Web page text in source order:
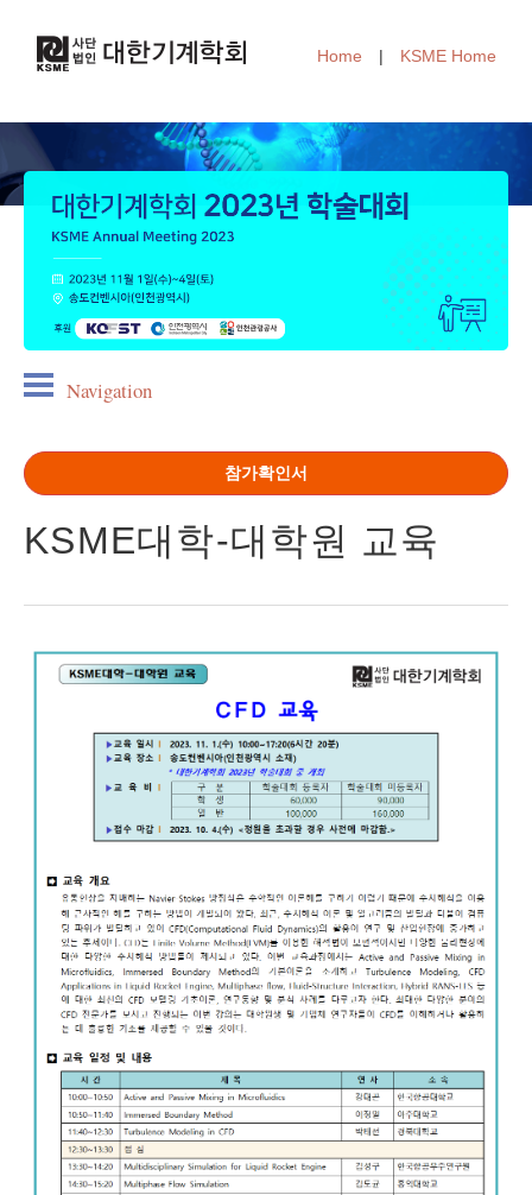
Home | KSME Home
Navigation
참가확인서
KSME대학-대학원 교육